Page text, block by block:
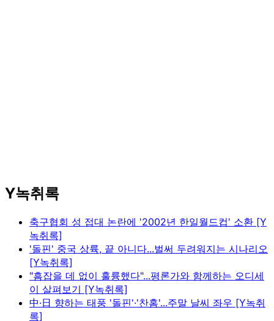
Y녹취록
축구협회 성 접대 논란에 '2002년 한일월드컵' 소환 [Y
녹취록]
'돌핀' 중국 상륙, 끝 아니다...벌써 두려워지는 시나리오
[Y녹취록]
"흠잡을 데 없이 훌륭했다"...평론가와 함께하는 오디세
이 살펴보기 [Y녹취록]
中·日 향하는 태풍 '돌핀'·'찬홈'...주말 날씨 좌우 [Y녹취
록]